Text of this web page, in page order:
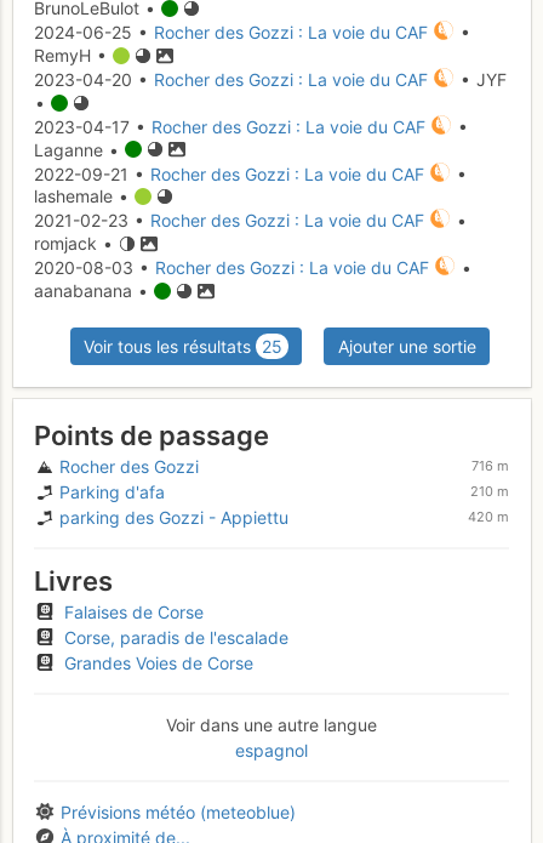
BrunoLeBulot •
2024-06-25 • Rocher des Gozzi : La voie du CAF
•
RemyH •
2023-04-20 • Rocher des Gozzi : La voie du CAF
• JYF
•
2023-04-17 • Rocher des Gozzi : La voie du CAF
•
Laganne •
2022-09-21 • Rocher des Gozzi : La voie du CAF
•
lashemale •
2021-02-23 • Rocher des Gozzi : La voie du CAF
•
romjack •
2020-08-03 • Rocher des Gozzi : La voie du CAF
•
aanabanana •
Voir tous les résultats 25 Ajouter une sortie
Points de passage
Rocher des Gozzi 716 m
Parking d'afa 210 m
parking des Gozzi - Appiettu 420 m
Livres
Falaises de Corse
Corse, paradis de l'escalade
Grandes Voies de Corse
Voir dans une autre langue
espagnol
Prévisions météo (meteoblue)
À proximité de...